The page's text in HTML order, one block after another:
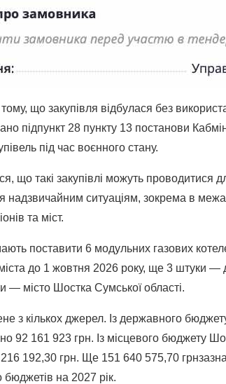
тому, що закупівля відбулася без
підпункт 28 пункту 13 постанови
під час воєнного стану.
що такі закупівлі можуть проводитися
надзвичайним ситуаціям, зокрема в
та міст.
поставити 6 модульних газових
до 1 жовтня 2026 року, ще 3 штуки —
— місто Шостка Сумської області.
з кількох джерел. Із державного
92 161 923 грн. Із місцевого бюджету
192,30 грн. Ще 151 640 575,70
на 2027 рік.